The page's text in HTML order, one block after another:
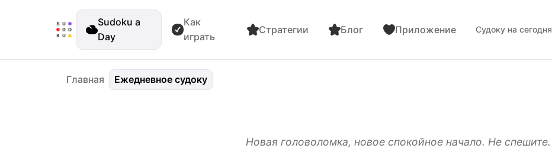
Sudoku a
Day
Как
играть
Стратегии Блог Приложение Судоку на сегодня
Главная Ежедневное судоку
Новая головоломка, новое спокойное начало. Не спешите.